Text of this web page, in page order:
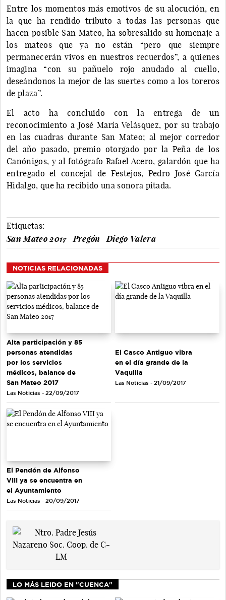
Entre los momentos más emotivos de su alocución, en
la que ha rendido tributo a todas las personas que
hacen posible San Mateo, ha sobresalido su homenaje a
los mateos que ya no están “pero que siempre
permanecerán vivos en nuestros recuerdos”, a quienes
imagina “con su pañuelo rojo anudado al cuello,
deseándonos la mejor de las suertes como a los toreros
de plaza”.
El acto ha concluido con la entrega de un
reconocimiento a José María Velásquez, por su trabajo
en las cuadras durante San Mateo; al mejor corredor
del año pasado, premio otorgado por la Peña de los
Canónigos, y al fotógrafo Rafael Acero, galardón que ha
entregado el concejal de Festejos, Pedro José García
Hidalgo, que ha recibido una sonora pitada.
Etiquetas:
San Mateo 2017
Pregón Diego Valera
NOTICIAS RELACIONADAS
Alta participación y 85
personas atendidas
por los servicios
médicos, balance de
San Mateo 2017
Las Noticias - 22/09/2017
El Casco Antiguo vibra
en el día grande de la
Vaquilla
Las Noticias - 21/09/2017
El Pendón de Alfonso
VIII ya se encuentra en
el Ayuntamiento
Las Noticias - 20/09/2017
LO MÁS LEIDO EN "CUENCA"